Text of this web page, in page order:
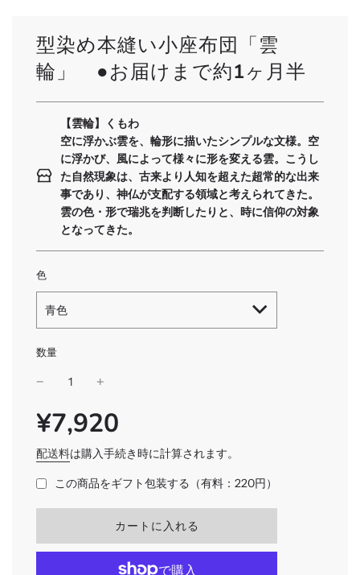
型染め本縫い小座布団「雲
輪」 ●お届けまで約1ヶ月半
【雲輪】くもわ
空に浮かぶ雲を、輪形に描いたシンプルな文様。空
に浮かび、風によって様々に形を変える雲。こうし
た自然現象は、古来より人知を超えた超常的な出来
事であり、神仏が支配する領域と考えられてきた。
雲の色・形で瑞兆を判断したりと、時に信仰の対象
となってきた。
色
青色
数量
SALE
PRICE
通
常
価
格
¥7,920
配送料は購入手続き時に計算されます。
この商品をギフト包装する（有料：220円）
読
込
み
カートに入れる